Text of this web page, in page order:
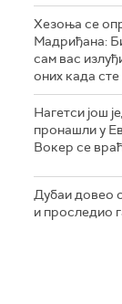
Хезоња се
Мадриђана:
сам вас
оних када
Нагетси још
пронашли у
Вокер се
Дубаи довео
и проследио